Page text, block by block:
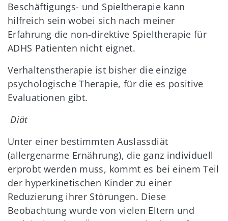
Beschäftigungs- und Spieltherapie kann
hilfreich sein wobei sich nach meiner
Erfahrung die non-direktive Spieltherapie für
ADHS Patienten nicht eignet.
Verhaltenstherapie ist bisher die einzige
psychologische Therapie, für die es positive
Evaluationen gibt.
Diät
Unter einer bestimmten Auslassdiät
(allergenarme Ernährung), die ganz individuell
erprobt werden muss, kommt es bei einem Teil
der hyperkinetischen Kinder zu einer
Reduzierung ihrer Störungen. Diese
Beobachtung wurde von vielen Eltern und